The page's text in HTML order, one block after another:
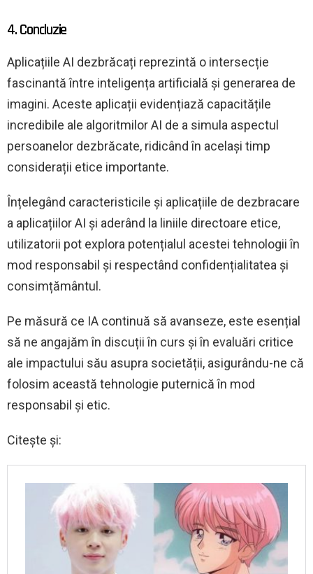
4. Concluzie
Aplicațiile AI dezbrăcați reprezintă o intersecție
fascinantă între inteligența artificială și generarea de
imagini. Aceste aplicații evidențiază capacitățile
incredibile ale algoritmilor AI de a simula aspectul
persoanelor dezbrăcate, ridicând în același timp
considerații etice importante.
Înțelegând caracteristicile și aplicațiile de dezbracare
a aplicațiilor AI și aderând la liniile directoare etice,
utilizatorii pot explora potențialul acestei tehnologii în
mod responsabil și respectând confidențialitatea și
consimțământul.
Pe măsură ce IA continuă să avanseze, este esențial
să ne angajăm în discuții în curs și în evaluări critice
ale impactului său asupra societății, asigurându-ne că
folosim această tehnologie puternică în mod
responsabil și etic.
Citește și: